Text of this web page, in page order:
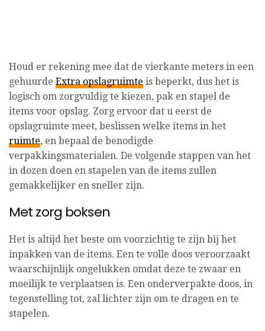
Houd er rekening mee dat de vierkante meters in een
gehuurde Extra opslagruimte is beperkt, dus het is
logisch om zorgvuldig te kiezen, pak en stapel de
items voor opslag. Zorg ervoor dat u eerst de
opslagruimte meet, beslissen welke items in het
ruimte, en bepaal de benodigde
verpakkingsmaterialen. De volgende stappen van het
in dozen doen en stapelen van de items zullen
gemakkelijker en sneller zijn.
Met zorg boksen
Het is altijd het beste om voorzichtig te zijn bij het
inpakken van de items. Een te volle doos veroorzaakt
waarschijnlijk ongelukken omdat deze te zwaar en
moeilijk te verplaatsen is. Een onderverpakte doos, in
tegenstelling tot, zal lichter zijn om te dragen en te
stapelen.